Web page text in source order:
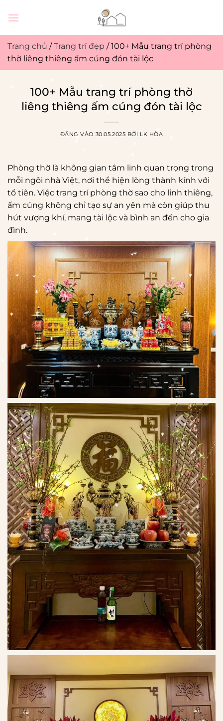
qua
dung
Trang chủ /Trang trí đẹp /100+ Mẫu trang trí phòng
thờ liêng thiêng ấm cúng đón tài lộc
100+ Mẫu trang trí phòng thờ
liêng thiêng ấm cúng đón tài lộc
ĐĂNG VÀO 30.05.2025 BỞI LK HÒA
Phòng thờ là không gian tâm linh quan trọng trong
mỗi ngôi nhà Việt, nơi thể hiện lòng thành kính với
tổ tiên. Việc trang trí phòng thờ sao cho linh thiêng,
ấm cúng không chỉ tạo sự an yên mà còn giúp thu
hút vượng khí, mang tài lộc và bình an đến cho gia
đình.
*
*
* *
*
*
*
*
*
*
*
*
*
*
*
*
*
*
*
*
*
*
*
*
*
*
*
* *
*
*
*
*
*
*
*
*
*
*